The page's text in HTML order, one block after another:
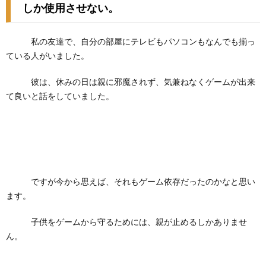
しか使用させない。
私の友達で、自分の部屋にテレビもパソコンもなんでも揃っ
ている人がいました。
彼は、休みの日は親に邪魔されず、気兼ねなくゲームが出来
て良いと話をしていました。
ですが今から思えば、それもゲーム依存だったのかなと思い
ます。
子供をゲームから守るためには、親が止めるしかありませ
ん。